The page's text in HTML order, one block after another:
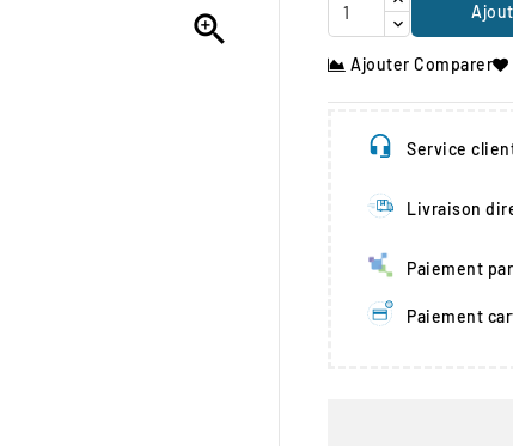

Ajouter Comparer
Service
Livraison
Paiement
Paiement